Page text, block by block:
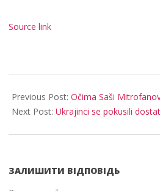
Source link
11-
01
Previous Post: Očima Saši
Next Post: Ukrajinci se pokusili
ЗАЛИШИТИ ВІДПОВІДЬ